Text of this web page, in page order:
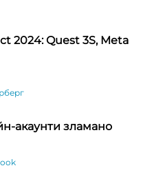
2024: Quest 3S, Meta
акаунти зламано